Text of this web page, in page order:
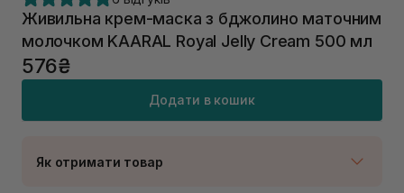
Живильна крем-маска з бджолино маточним
молочком KAARAL Royal Jelly Cream 500 мл
576₴
Додати в кошик
Як отримати товар